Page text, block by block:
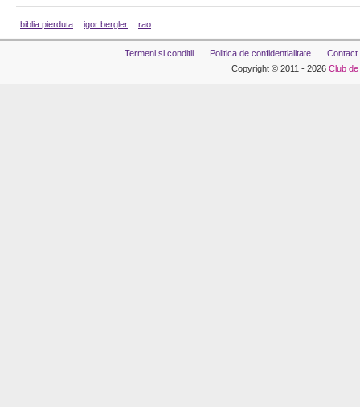
biblia pierduta igor bergler rao
Termeni si conditii Politica de confidentialitate
Contact
Copyright © 2011 - 2026 Club